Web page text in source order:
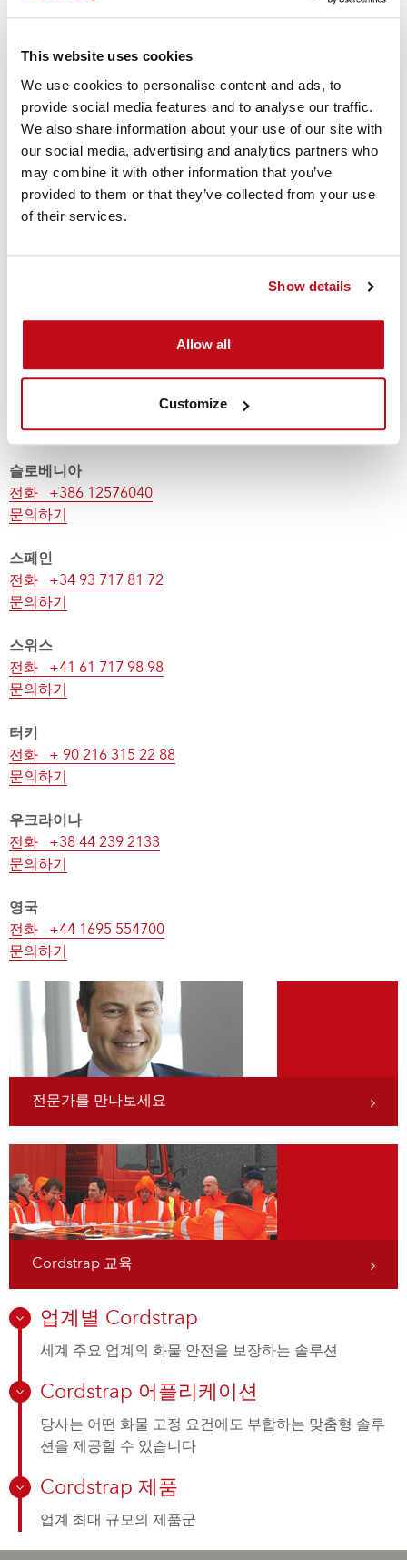
This website uses cookies
We use cookies to personalise content and ads, to
provide social media features and to analyse our traffic.
We also share information about your use of our site with
our social media, advertising and analytics partners who
may combine it with other information that you’ve
provided to them or that they’ve collected from your use
of their services.
Show details
Allow all
Customize
전화 +39 02 96783625
문의하기
라트비아
전화 +371 26 484 660
노르웨이
문의하기
전화 +48 61 652 51 52
러시아
전화 +371 29 471 381
문의하기
슬로베니아
전화 +386 12576040
문의하기
스페인
전화 +34 93 717 81 72
문의하기
스위스
전화 +41 61 717 98 98
문의하기
터키
전화 + 90 216 315 22 88
문의하기
우크라이나
전화 +38 44 239 2133
문의하기
영국
전화 +44 1695 554700
문의하기
전문가를 만나보세요
Cordstrap 교육
업계별 Cordstrap
세계 주요 업계의 화물 안전을 보장하는 솔루션
Cordstrap 어플리케이션
당사는 어떤 화물 고정 요건에도 부합하는 맞춤형 솔루
션을 제공할 수 있습니다
Cordstrap 제품
업계 최대 규모의 제품군